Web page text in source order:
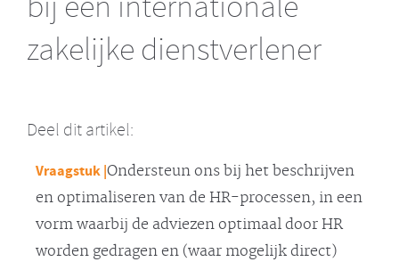
zakelijke dienstverlener
Deel dit artikel:
Vraagstuk |Ondersteun ons bij het beschrijven
en optimaliseren van de HR-processen, in een
vorm waarbij de adviezen optimaal door HR
worden gedragen en (waar mogelijk direct)